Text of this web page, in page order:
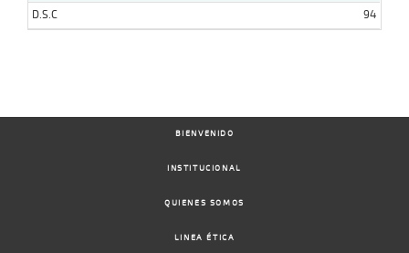
D.S.C
94
BIENVENIDO
INSTITUCIONAL
QUIENES SOMOS
LINEA ÉTICA